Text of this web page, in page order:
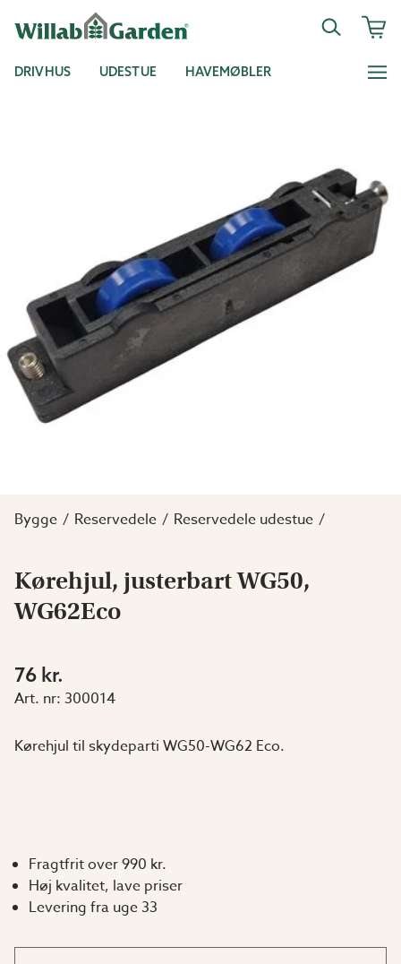
DRIVHUS UDESTUE HAVEMØBLER
Bygge Reservedele Reservedele udestue
Kørehjul, justerbart WG50,
WG62Eco
76 kr.
Art. nr: 300014
Kørehjul til skydeparti WG50-WG62 Eco.
Fragtfrit over 990 kr.
Høj kvalitet, lave priser
Levering fra uge 33